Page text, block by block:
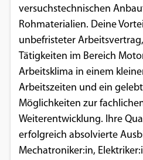
versuchstechnischen
Rohmaterialien. Deine
unbefristeter
Tätigkeiten im Bereich
Arbeitsklima in einem
Arbeitszeiten und ein
Möglichkeiten zur
Weiterentwicklung. Ihre
erfolgreich absolvierte
Mechatroniker:in,